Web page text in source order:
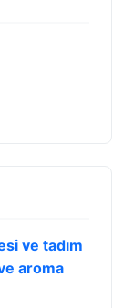
ve tadım
aroma